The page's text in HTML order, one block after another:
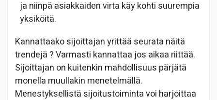
ja niinpä asiakkaiden virta käy kohti suurempia
yksiköitä.
Kannattaako sijoittajan yrittää seurata näitä
trendejä ? Varmasti kannattaa jos aikaa riittää.
Sijoittajan on kuitenkin mahdollisuus pärjätä
monella muullakin menetelmällä.
Menestyksellistä sijoitustoiminta voi harjoittaa